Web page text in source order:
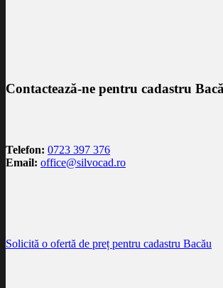
Contactează-ne pentru cadastru
Telefon: 0723 397 376
Email: office@silvocad.ro
Solicită o ofertă de preț pentru cadastru Bacău